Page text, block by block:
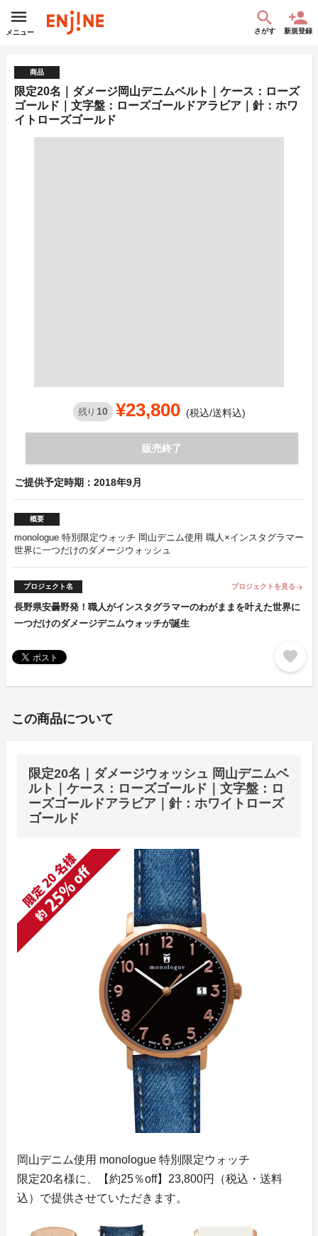
メニュー さがす 新規登録
商品
限定20名｜ダメージ岡山デニムベルト｜ケース：ローズ
ゴールド｜文字盤：ローズゴールドアラビア｜針：ホワ
イトローズゴールド
残り 10 ¥23,800 (税込/送料込)
販売終了
ご提供予定時期：2018年9月
概要
monologue 特別限定ウォッチ 岡山デニム使用 職人×インスタグラマー
世界に一つだけのダメージウォッシュ
プロジェクト名 プロジェクトを見る arrow_forward
長野県安曇野発！職人がインスタグラマーのわがままを叶えた世界に
一つだけのダメージデニムウォッチが誕生
favorite
この商品について
限定20名｜ダメージウォッシュ 岡山デニムベ
ルト｜ケース：ローズゴールド｜文字盤：ロ
ーズゴールドアラビア｜針：ホワイトローズ
ゴールド
岡山デニム使用 monologue 特別限定ウォッチ
限定20名様に、【約25％off】23,800円（税込・送料
込）で提供させていただきます。